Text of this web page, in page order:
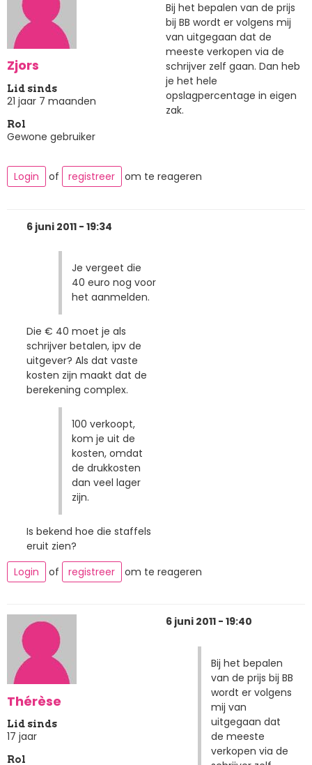
Zjors
Lid sinds
21 jaar 7 maanden
Rol
Gewone gebruiker
Bij het bepalen van de prijs
bij BB wordt er volgens mij
van uitgegaan dat de
meeste verkopen via de
schrijver zelf gaan. Dan heb
je het hele
opslagpercentage in eigen
zak.
Login of registreer om te reageren
6 juni 2011 - 19:34
Je vergeet die
40 euro nog voor
het aanmelden.
Die € 40 moet je als
schrijver betalen, ipv de
uitgever? Als dat vaste
kosten zijn maakt dat de
berekening complex.
100 verkoopt,
kom je uit de
kosten, omdat
de drukkosten
dan veel lager
zijn.
Is bekend hoe die staffels
eruit zien?
Login
of registreer om te reageren
Thérèse
Lid sinds
17 jaar
Rol
6 juni 2011 - 19:40
Bij het bepalen
van de prijs bij BB
wordt er volgens
mij van
uitgegaan dat
de meeste
verkopen via de